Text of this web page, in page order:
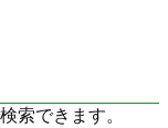
索できます。